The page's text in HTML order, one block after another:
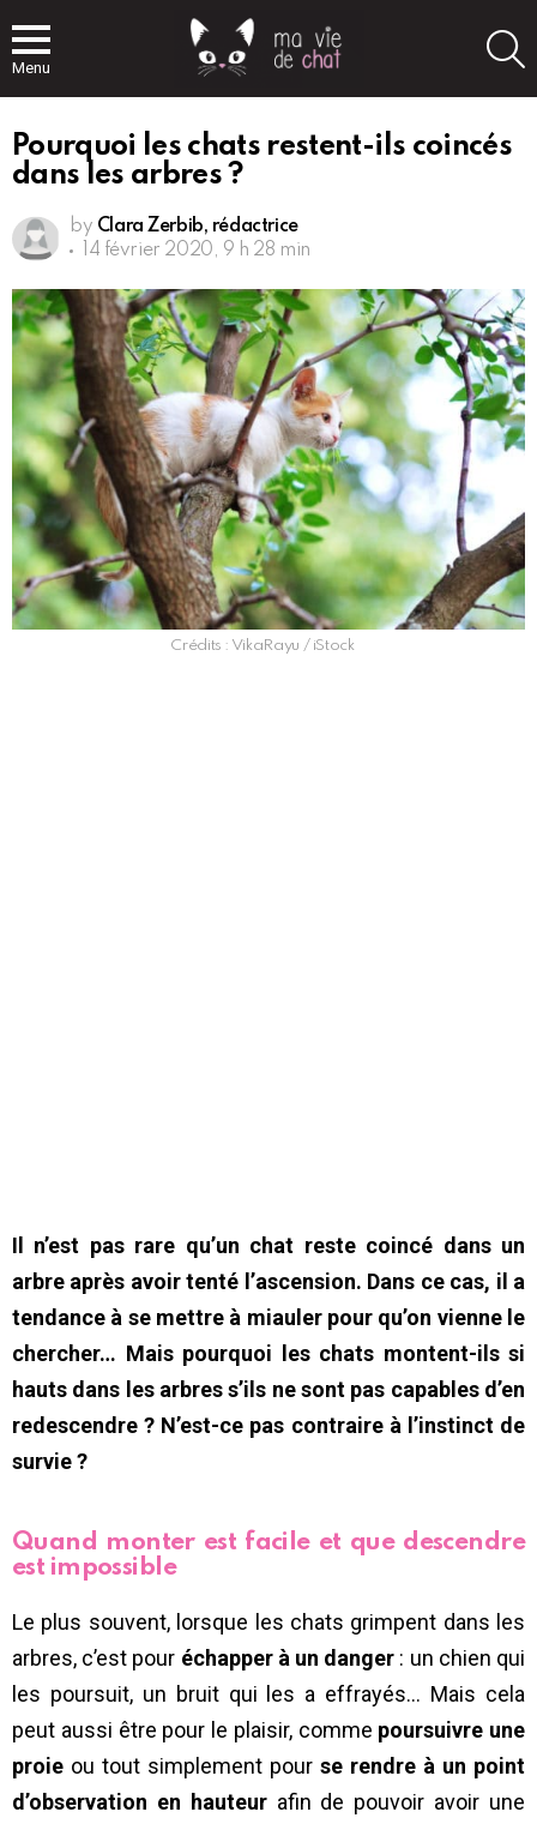
Menu
Pourquoi les chats restent-ils coincés
dans les arbres ?
by Clara Zerbib, rédactrice
14 février 2020, 9 h 28 min
Crédits : VikaRayu / iStock
Il n’est pas rare qu’un chat reste coincé dans un
arbre après avoir tenté l’ascension. Dans ce cas, il a
tendance à se mettre à miauler pour qu’on vienne le
chercher… Mais pourquoi les chats montent-ils si
hauts dans les arbres s’ils ne sont pas capables d’en
redescendre ? N’est-ce pas contraire à l’instinct de
survie ?
Quand monter est facile et que descendre
est impossible
Le plus souvent, lorsque les chats grimpent dans les
arbres, c’est pour échapper à un danger : un chien qui
les poursuit, un bruit qui les a effrayés… Mais cela
peut aussi être pour le plaisir, comme poursuivre une
proie ou tout simplement pour se rendre à un point
d’observation en hauteurafin de pouvoir avoir une